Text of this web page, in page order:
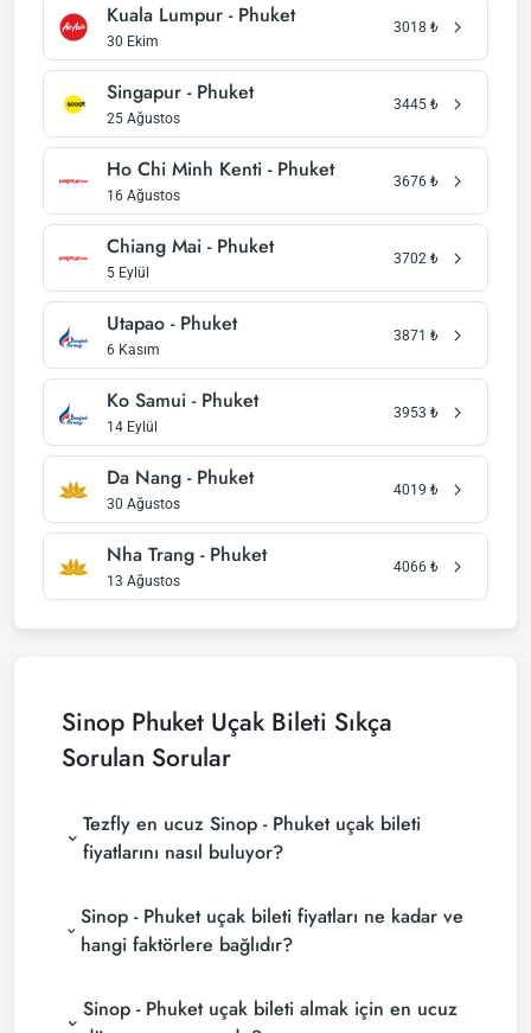
Kuala Lumpur - Phuket
30 Ekim
3018 ₺
Singapur - Phuket
25 Ağustos
3445 ₺
Ho Chi Minh Kenti - Phuket
16 Ağustos
3676 ₺
Chiang Mai - Phuket
5 Eylül
3702 ₺
Utapao - Phuket
6 Kasım
3871 ₺
Ko Samui - Phuket
14 Eylül
3953 ₺
Da Nang - Phuket
30 Ağustos
4019 ₺
Nha Trang - Phuket
13 Ağustos
4066 ₺
Sinop Phuket Uçak Bileti Sıkça
Sorulan Sorular
Tezfly en ucuz Sinop - Phuket uçak bileti
fiyatlarını nasıl buluyor?
bulmak için tur operatörleri, büyük rezervasyon
siteleri (konsolidatörler) ve yüzlerce havayolu
sitesini aramaktadır. Tezfly sitesinde yapacağın tek
Sinop - Phuket uçak biletlerini bulup karşılaştırabilir
Sinop - Phuket uçak bileti fiyatları ne kadar ve
hangi faktörlere bağlıdır?
şirketine, seyahat tarihlerinize, bilet sınıfınıza ve
Sinop - Phuket uçak bileti almak için en ucuz